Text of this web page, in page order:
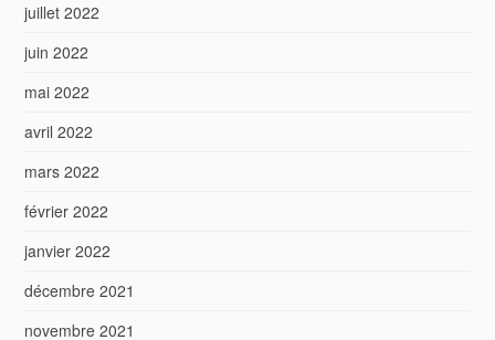
juillet 2022
juin 2022
mai 2022
avril 2022
mars 2022
février 2022
janvier 2022
décembre 2021
novembre 2021